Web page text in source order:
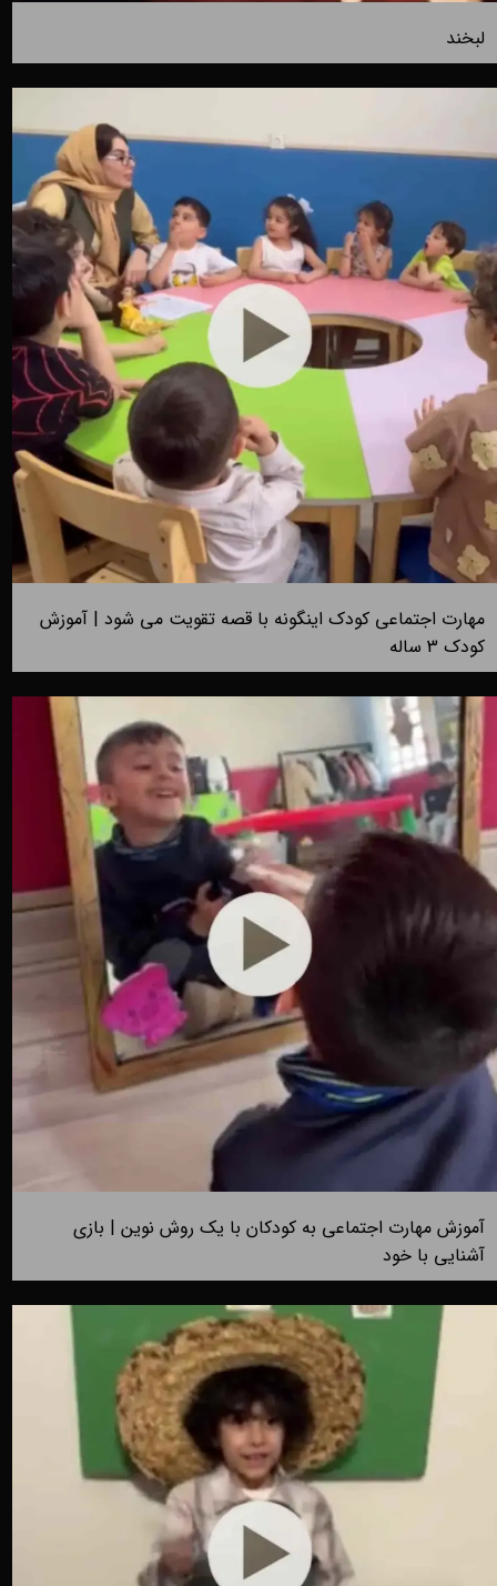
لبخند
مهارت اجتماعی کودک اینگونه با قصه تقویت می شود | آموزش
کودک 3 ساله
آموزش مهارت اجتماعی به کودکان با یک روش نوین | بازی
آشنایی با خود